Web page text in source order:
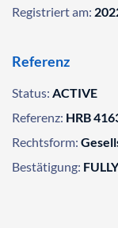
Registriert am:
Referenz
Status: ACTIVE
Referenz: HRB
Rechtsform:
Bestätigung: